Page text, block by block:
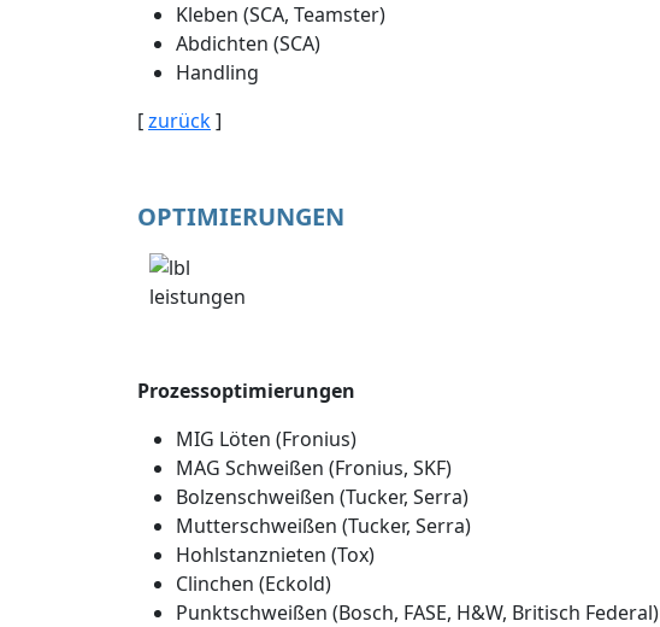
Kleben (SCA, Teamster)
Abdichten (SCA)
Handling
[zurück]
OPTIMIERUNGEN
Prozessoptimierungen
MIG Löten (Fronius)
MAG Schweißen (Fronius, SKF)
Bolzenschweißen (Tucker, Serra)
Mutterschweißen (Tucker, Serra)
Hohlstanznieten (Tox)
Clinchen (Eckold)
Punktschweißen (Bosch, FASE, H&W, Britisch Federal)